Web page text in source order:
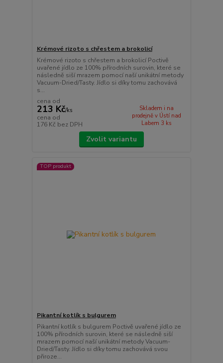
Krémové rizoto s chřestem a brokolicí
Krémové rizoto s chřestem a brokolicí Poctivě
uvařené jídlo ze 100% přírodních surovin, které se
následně siší mrazem pomocí naší unikátní metody
Vacuum-Dried/Tasty. Jídlo si díky tomu zachovává
s...
cena od
213 Kč/ks
cena od
176 Kč bez DPH
Skladem i na
prodejně v Ústí nad
Labem 3 ks
Zvolit variantu
TOP produkt
Pikantní kotlík s bulgurem
Pikantní kotlík s bulgurem Poctivě uvařené jídlo ze
100% přírodních surovin, které se následně siší
mrazem pomocí naší unikátní metody Vacuum-
Dried/Tasty. Jídlo si díky tomu zachovává svou
přiroze...